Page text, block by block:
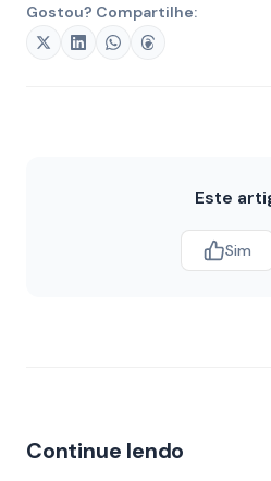
Gostou? Compartilhe:
Este
Sim
Continue lendo